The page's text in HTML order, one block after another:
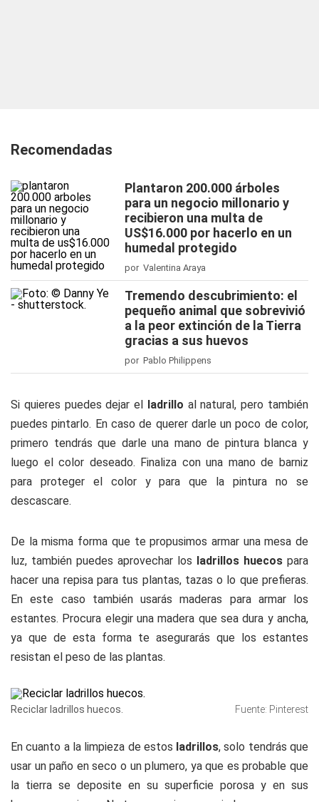
Recomendadas
Plantaron 200.000 árboles
para un negocio millonario y
recibieron una multa de
US$16.000 por hacerlo en un
humedal protegido
por Valentina Araya
Tremendo descubrimiento: el
pequeño animal que sobrevivió
a la peor extinción de la Tierra
gracias a sus huevos
por Pablo Philippens
Si quieres puedes dejar el ladrillo al natural, pero también
puedes pintarlo. En caso de querer darle un poco de color,
primero tendrás que darle una mano de pintura blanca y
luego el color deseado. Finaliza con una mano de barniz
para proteger el color y para que la pintura no se
descascare.
De la misma forma que te propusimos armar una mesa de
luz, también puedes aprovechar los ladrillos huecos para
hacer una repisa para tus plantas, tazas o lo que prefieras.
En este caso también usarás maderas para armar los
estantes. Procura elegir una madera que sea dura y ancha,
ya que de esta forma te asegurarás que los estantes
resistan el peso de las plantas.
Reciclar ladrillos huecos. Fuente: Pinterest
En cuanto a la limpieza de estos ladrillos, solo tendrás que
usar un paño en seco o un plumero, ya que es probable que
la tierra se deposite en su superficie porosa y en sus